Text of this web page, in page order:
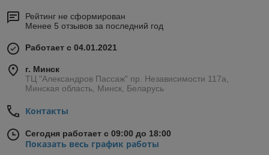
Рейтинг не сформирован
Менее 5 отзывов за последний год
Работает с 04.01.2021
г. Минск
ТЦ "Александров Пассаж" пр. Независимости 117а,
Минская область, Минск, Беларусь
Контакты
Сегодня работает с 09:00 до 18:00
Показать весь график работы